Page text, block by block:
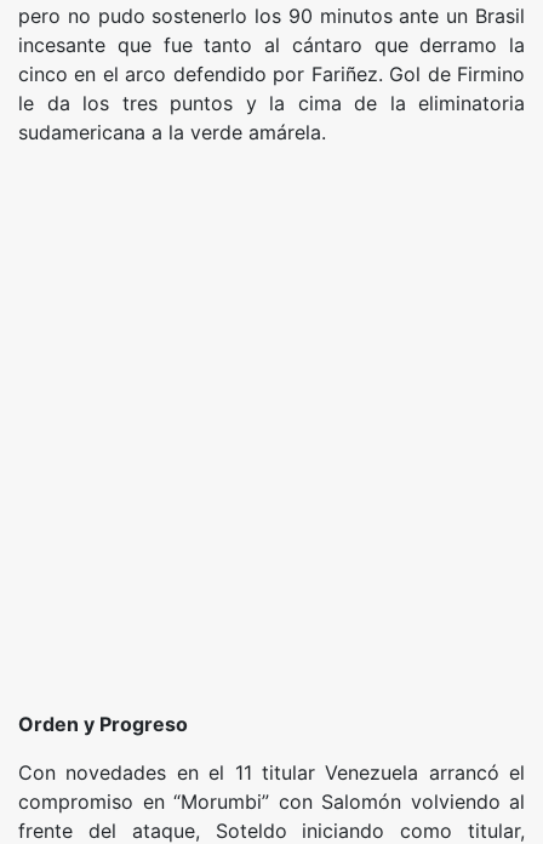
pero no pudo sostenerlo los 90 minutos ante un Brasil
incesante que fue tanto al cántaro que derramo la
cinco en el arco defendido por Fariñez. Gol de Firmino
le da los tres puntos y la cima de la eliminatoria
sudamericana a la verde amárela.
Orden y Progreso
Con novedades en el 11 titular Venezuela arrancó el
compromiso en “Morumbi” con Salomón volviendo al
frente del ataque, Soteldo iniciando como titular,